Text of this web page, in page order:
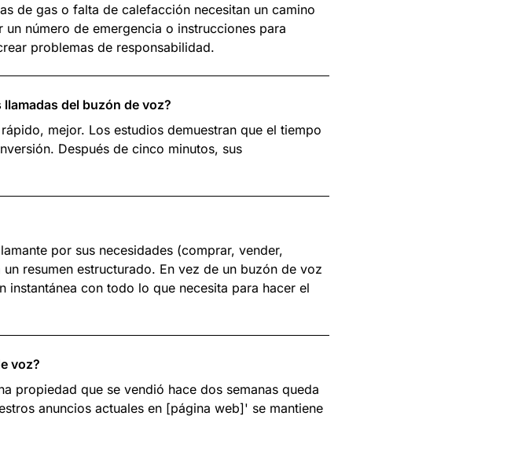
de gas o falta de calefacción necesitan un camino
número de emergencia o instrucciones para
problemas de responsabilidad.
del buzón de voz?
mejor. Los estudios demuestran que el tiempo
Después de cinco minutos, sus
por sus necesidades (comprar, vender,
resumen estructurado. En vez de un buzón de voz
con todo lo que necesita para hacer el
voz?
propiedad que se vendió hace dos semanas queda
anuncios actuales en [página web]' se mantiene